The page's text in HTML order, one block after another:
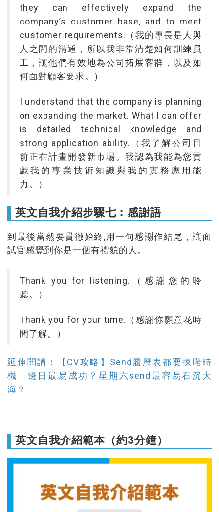
they can effectively expand the
company’s customer base, and to meet
customer requirements.（我的專長是人與
人之間的溝通，所以我非常清楚如何訓練員
工，讓他們有效地為公司拓展客群，以及如
何面對顧客要求。）
I understand that the company is planning
on expanding the market. What I can offer
is detailed technical knowledge and
strong application ability.（我了解公司目
前正在計畫開發新市場。我認為我能為您貢
獻我的專業技術知識與我的實務應用能
力。）
英文自我介紹步驟七︰感謝語
到最後當然要貫徹始終,用一句感謝作結尾，讓面
試官感覺到你是一個有禮貌的人。
Thank you for listening.（感謝您的聆
聽。）
Thank you for your time.（感謝你願意花時
間了解。）
延伸閱讀︰【CV攻略】Send履歷表都要揀啱時
機！邊日最易成功？星期六send最容易石沉大
海？
英文自我介紹範本（約3分鐘）